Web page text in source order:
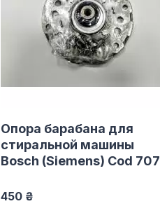
Опора барабана для
стиральной машины
Bosch (Siemens) Cod 707
450 ₴